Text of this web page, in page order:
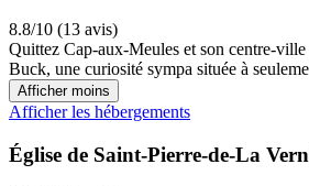
8.8/10 (13 avis)
Quittez Cap-aux-Meules et son centre-
Buck, une curiosité sympa située à
Afficher moins
Afficher les hébergements
Église de Saint-Pierre-de-La